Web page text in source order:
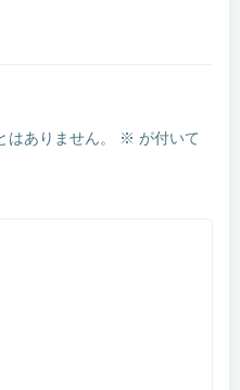
ありません。 ※ が付いて